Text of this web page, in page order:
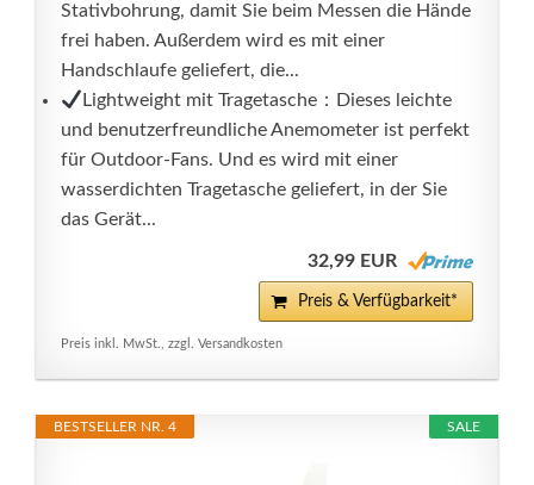
Stativbohrung, damit Sie beim Messen die Hände
frei haben. Außerdem wird es mit einer
Handschlaufe geliefert, die...
Lightweight mit Tragetasche：Dieses leichte
und benutzerfreundliche Anemometer ist perfekt
für Outdoor-Fans. Und es wird mit einer
wasserdichten Tragetasche geliefert, in der Sie
das Gerät...
32,99 EUR
Preis & Verfügbarkeit*
Preis inkl. MwSt., zzgl. Versandkosten
SALE
BESTSELLER NR. 4